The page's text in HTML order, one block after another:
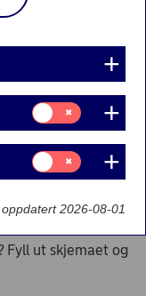
du har benyttet
en faktura som
Fyll ut skjemaet og
Samtykke
til:
Statistikk
Samtykke
til:
Markedsføring
2026-08-01